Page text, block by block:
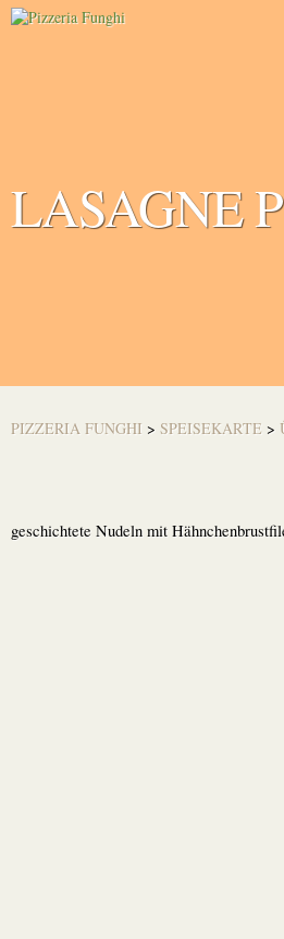
LASAGNE
PIZZERIA FUNGHI > SPEISEKARTE >
geschichtete Nudeln mit